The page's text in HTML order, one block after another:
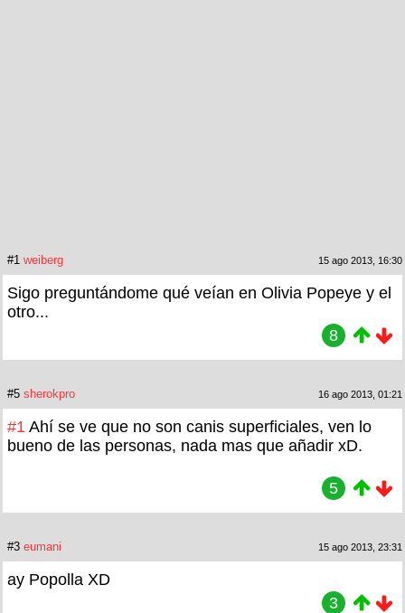
#1 weiberg 15 ago 2013, 16:30
Sigo preguntándome qué veían en Olivia Popeye y el
otro...
8
#5 sherokpro 16 ago 2013, 01:21
#1 Ahí se ve que no son canis superficiales, ven lo
bueno de las personas, nada mas que añadir xD.
5
#3 eumani 15 ago 2013, 23:31
ay Popolla XD
3